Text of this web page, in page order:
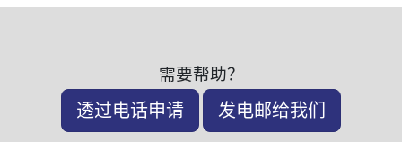
需要帮助？
透过电话申请 发电邮给我们